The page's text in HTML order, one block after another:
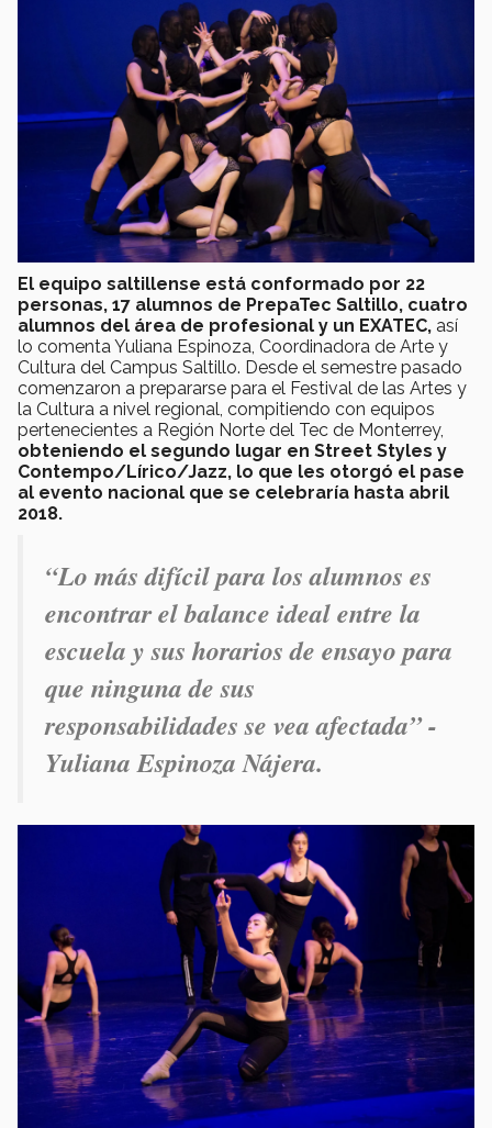
El equipo saltillense está conformado por 22
personas, 17 alumnos de PrepaTec Saltillo, cuatro
alumnos del área de profesional y un EXATEC, así
lo comenta Yuliana Espinoza, Coordinadora de Arte y
Cultura del Campus Saltillo. Desde el semestre pasado
comenzaron a prepararse para el Festival de las Artes y
la Cultura a nivel regional, compitiendo con equipos
pertenecientes a Región Norte del Tec de Monterrey,
obteniendo el segundo lugar en Street Styles y
Contempo/Lírico/Jazz, lo que les otorgó el pase
al evento nacional que se celebraría hasta abril
2018.
“Lo más difícil para los alumnos es
encontrar el balance ideal entre la
escuela y sus horarios de ensayo para
que ninguna de sus
responsabilidades se vea afectada” -
Yuliana Espinoza Nájera.